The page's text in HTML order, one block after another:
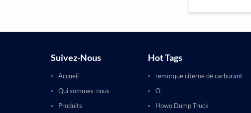
Suivez-Nous
Accueil
Qui sommes-nous
Produits
Hot Tags
remorque citerne de carburant
O
Howo Dump Truck